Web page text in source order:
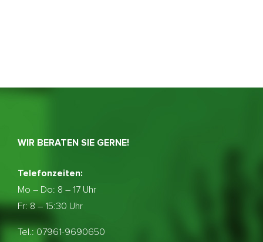
WIR BERATEN SIE GERNE!
Telefonzeiten:
Mo – Do: 8 – 17 Uhr
Fr: 8 – 15:30 Uhr
Tel.: 07961-9690650